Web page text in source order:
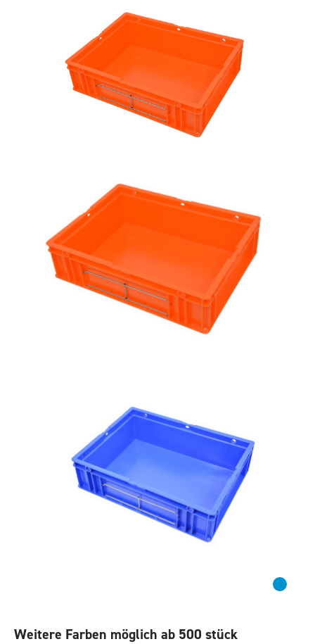
Weitere Farben möglich ab 500 stück